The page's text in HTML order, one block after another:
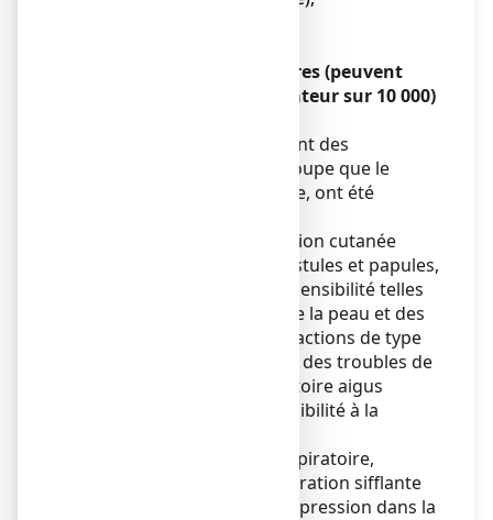
Effets indésirables très rares (peuvent
concerner jusqu’à 1 utilisateur sur 10 000)
Chez les patients qui utilisent des
médicaments du même groupe que le
diclofénac en usage externe, ont été
● Des cas isolés d'éruption cutanée
généralisée avec pustules et papules,
● De réactions d'hypersensibilité telles
qu'un gonflement de la peau et des
muqueuses et de réactions de type
anaphylactique avec des troubles de
la régulation circulatoire aigus
● Des réactions de sensibilité à la
● De l’asthme (gêne respiratoire,
essoufflement, respiration sifflante
et/ou sensation d’oppression dans la